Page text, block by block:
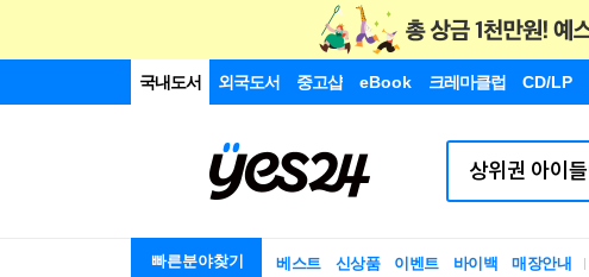
국내도서 외국도서 중고샵 eBook 크레마클럽 CD/LP
빠른분야찾기 베스트 신상품 이벤트 바이백 매장안내